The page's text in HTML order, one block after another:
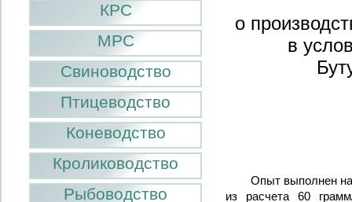
КРС
МРС
Свиноводство
Птицеводство
Коневодство
Кролиководство
Рыбоводство
о
в
Опыт выполнен на
из расчета 60